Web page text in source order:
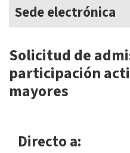
Sede electrónica
Solicitud de
participación
mayores
Directo a: